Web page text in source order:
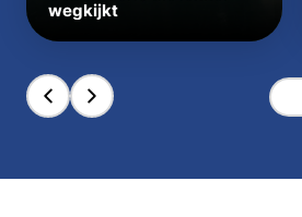
wegkijkt